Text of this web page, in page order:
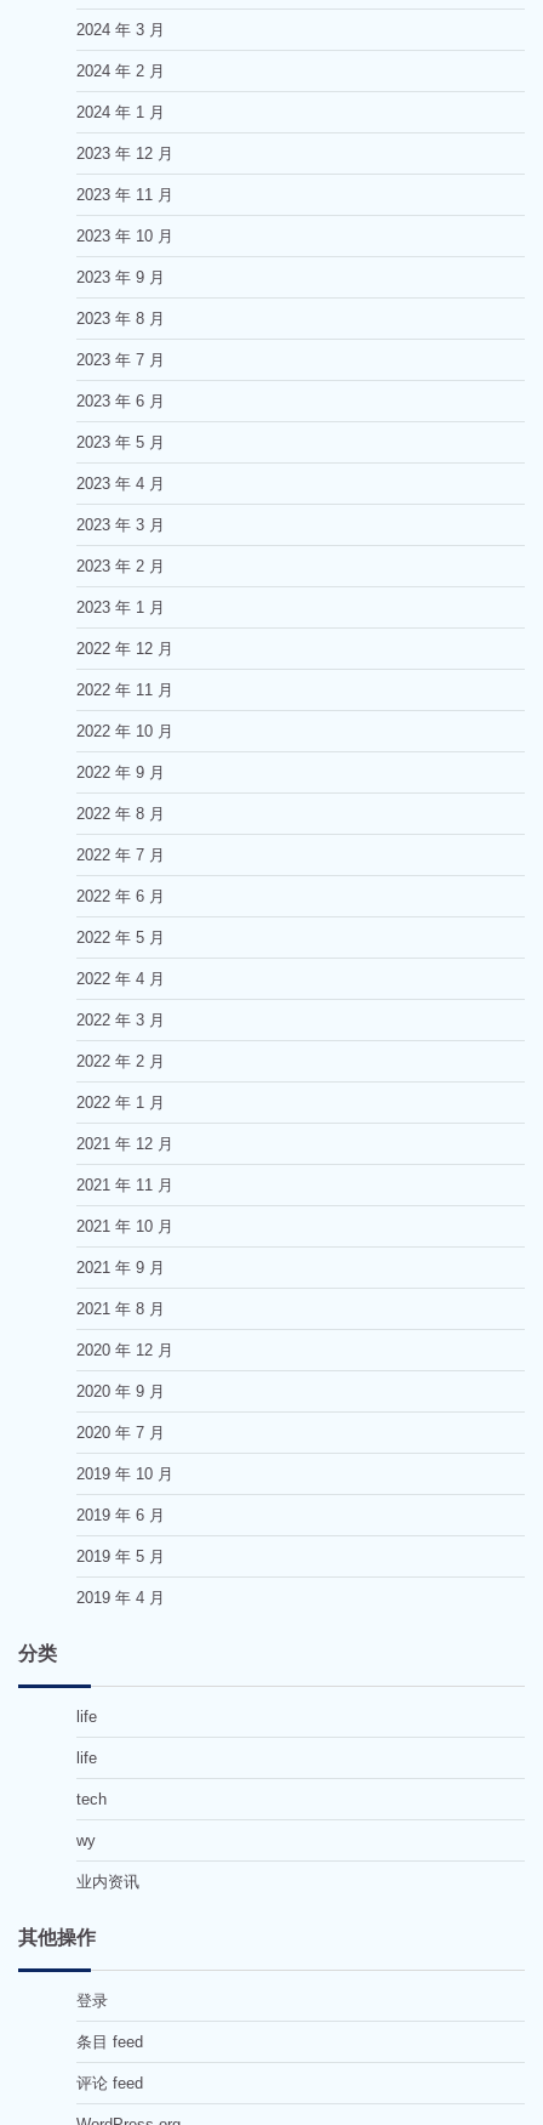
2024 年 3 月
2024 年 2 月
2024 年 1 月
2023 年 12 月
2023 年 11 月
2023 年 10 月
2023 年 9 月
2023 年 8 月
2023 年 7 月
2023 年 6 月
2023 年 5 月
2023 年 4 月
2023 年 3 月
2023 年 2 月
2023 年 1 月
2022 年 12 月
2022 年 11 月
2022 年 10 月
2022 年 9 月
2022 年 8 月
2022 年 7 月
2022 年 6 月
2022 年 5 月
2022 年 4 月
2022 年 3 月
2022 年 2 月
2022 年 1 月
2021 年 12 月
2021 年 11 月
2021 年 10 月
2021 年 9 月
2021 年 8 月
2020 年 12 月
2020 年 9 月
2020 年 7 月
2019 年 10 月
2019 年 6 月
2019 年 5 月
2019 年 4 月
分类
life
life
tech
wy
业内资讯
其他操作
登录
条目 feed
评论 feed